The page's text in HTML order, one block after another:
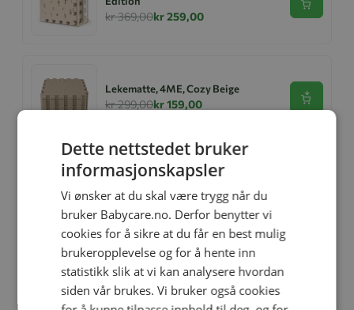
kr 369,00kr 259,00
Se
Lekematte, 4ME, Cozy Beige
kr 299,00kr 159,00 Se
Lekematte, 4ME, Hav - Limited
Edition
kr 369,00 kr 229,00
Relaterte produkter
Dette nettstedet bruker
informasjonskapsler
Vi ønsker at du skal være trygg når du
bruker Babycare.no. Derfor benytter vi
cookies for å sikre at du får en best mulig
brukeropplevelse og for å hente inn
statistikk slik at vi kan analysere hvordan
siden vår brukes. Vi bruker også cookies